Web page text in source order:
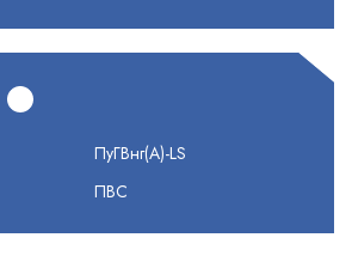
ПуГВнг(А)-LS
ПВС